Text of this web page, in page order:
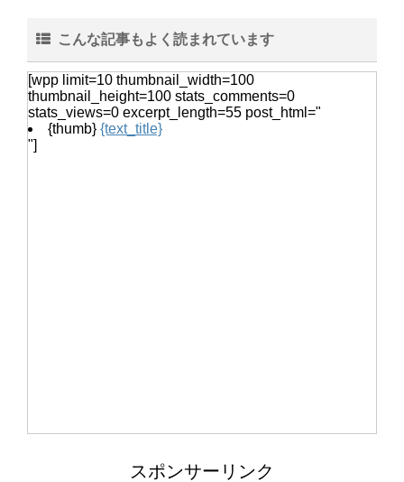
女性のベスト着こなし術・おしゃれ上
級者になれるベストのコーデ
こんな記事もよく読まれています
[wpp limit=10 thumbnail_width=100
thumbnail_height=100 stats_comments=0
stats_views=0 excerpt_length=55 post_html="
{thumb} {text_title}
"]
スポンサーリンク